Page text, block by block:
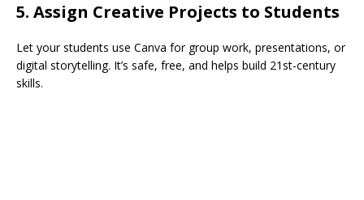
5. Assign Creative Projects to Students
Let your students use Canva for group work, presentations, or
digital storytelling. It’s safe, free, and helps build 21st-century
skills.